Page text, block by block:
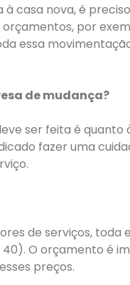
casa nova, é
por
essa
de mudança?
ser feita é
fazer uma
de serviços,
40). O orçamento é
preços.